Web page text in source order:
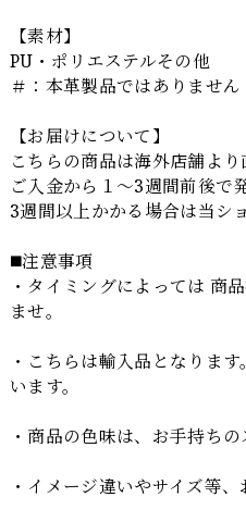
【素材】
PU・ポリエステルその他
＃：本革製品ではありません
【お届けについて】
こちらの商品は海外店舗より
ご入金から１～3週間前後で
3週間以上かかる場合は当シ
◼️注意事項
・タイミングによっては 商
ませ。
・こちらは輸入品となりま
います。
・商品の色味は、お手持ち
・イメージ違いやサイズ等